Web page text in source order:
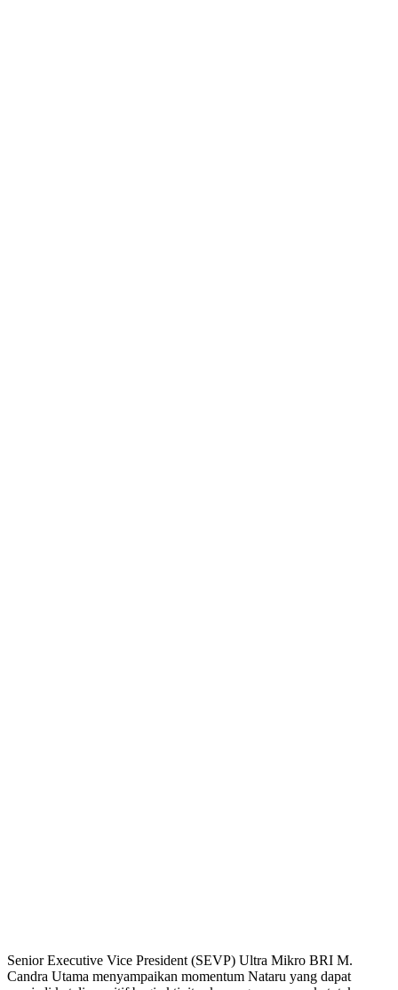
Senior Executive Vice President (SEVP) Ultra Mikro BRI M.
Candra Utama menyampaikan momentum Nataru yang dapat